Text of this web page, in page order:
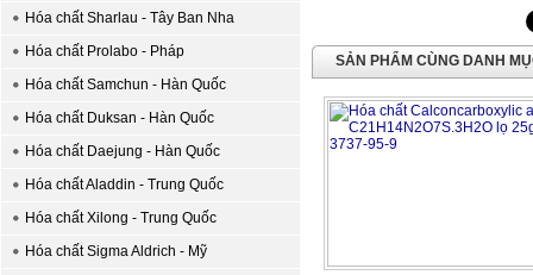
Hóa chất Sharlau - Tây Ban Nha
Hóa chất Prolabo - Pháp
Hóa chất Samchun - Hàn Quốc
Hóa chất Duksan - Hàn Quốc
Hóa chất Daejung - Hàn Quốc
Hóa chất Aladdin - Trung Quốc
Hóa chất Xilong - Trung Quốc
Hóa chất Sigma Aldrich - Mỹ
SẢN PHẨM CÙNG DANH